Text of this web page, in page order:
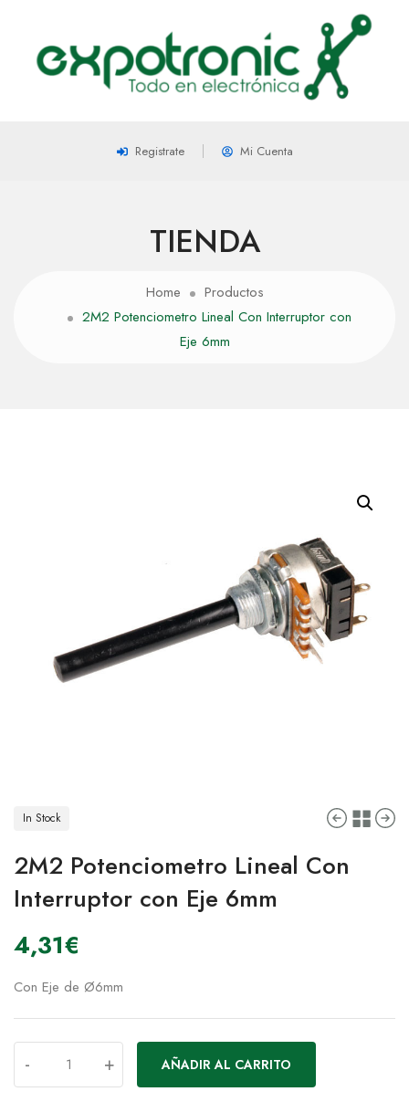
Registrate Mi Cuenta
TIENDA
Home
Productos
2M2 Potenciometro Lineal Con Interruptor con
Eje 6mm
In Stock
2M2 Potenciometro Lineal Con
Interruptor con Eje 6mm
4,31€
Con Eje de Ø6mm
- + AÑADIR AL CARRITO